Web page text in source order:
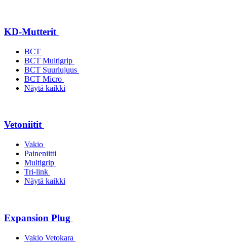
KD-Mutterit
BCT
BCT Multigrip
BCT Suurlujuus
BCT Micro
Näytä kaikki
Vetoniitit
Vakio
Paineniitti
Multigrip
Tri-link
Näytä kaikki
Expansion Plug
Vakio Vetokara